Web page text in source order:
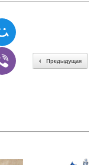
Предыдущая